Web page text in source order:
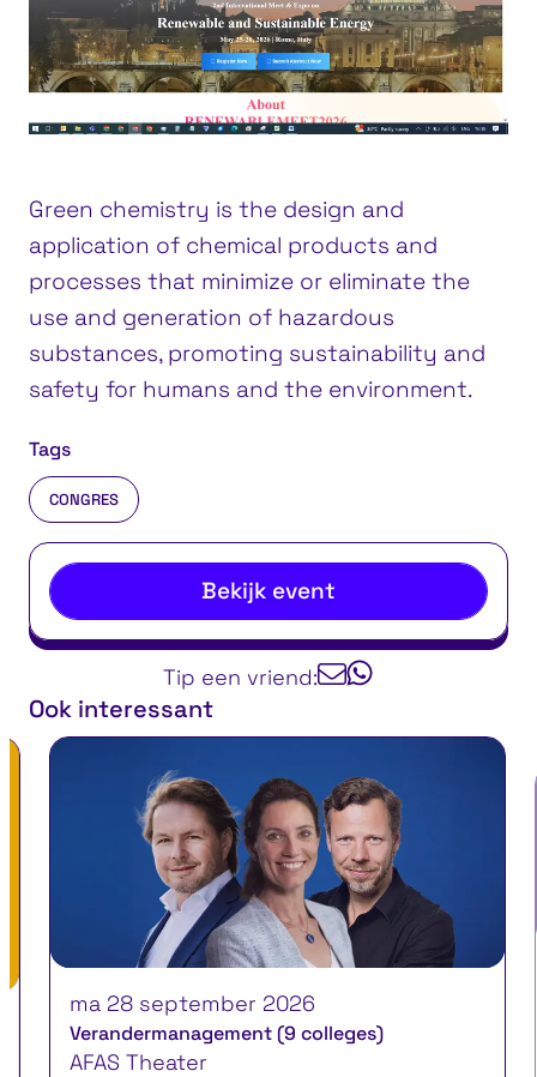
Green chemistry is the design and
application of chemical products and
processes that minimize or eliminate the
use and generation of hazardous
substances, promoting sustainability and
safety for humans and the environment.
Tags
CONGRES
Bekijk event
Tip een vriend:
Ook interessant
Verandermanagement (9 colleges)
ma 28 september 2026
AFAS Theater